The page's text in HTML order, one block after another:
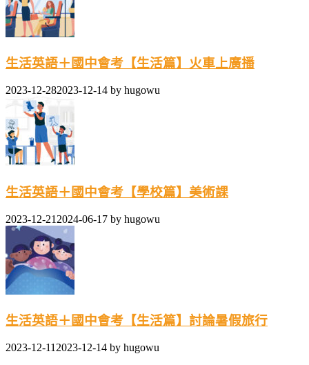
生活英語＋國中會考【生活篇】火車上廣播
2023-12-282023-12-14 by hugowu
生活英語＋國中會考【學校篇】美術課
2023-12-21 2024-06-17 by hugowu
生活英語＋國中會考【生活篇】討論暑假旅行
2023-12-11 2023-12-14 by hugowu